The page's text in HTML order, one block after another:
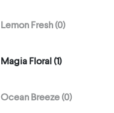
Lemon Fresh (0)
Magia Floral (1)
Ocean Breeze (0)